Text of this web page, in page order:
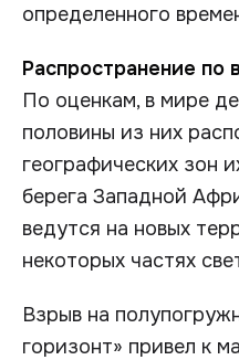
определенного
Распространение по
По оценкам, в мире
половины из них
географических зон
берега Западной
ведутся на новых
некоторых частях
Взрыв на
горизонт» привел к